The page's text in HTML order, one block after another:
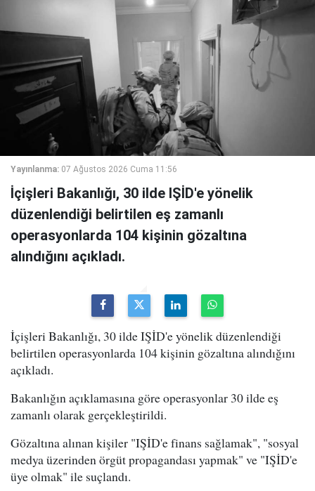
Yayınlanma: 07 Ağustos 2026 Cuma 11:56
İçişleri Bakanlığı, 30 ilde IŞİD'e yönelik
düzenlendiği belirtilen eş zamanlı
operasyonlarda 104 kişinin gözaltına
alındığını açıkladı.
İçişleri Bakanlığı, 30 ilde IŞİD'e yönelik düzenlendiği
belirtilen operasyonlarda 104 kişinin gözaltına alındığını
açıkladı.
Bakanlığın açıklamasına göre operasyonlar 30 ilde eş
zamanlı olarak gerçekleştirildi.
Gözaltına alınan kişiler "IŞİD'e finans sağlamak", "sosyal
medya üzerinden örgüt propagandası yapmak" ve "IŞİD'e
üye olmak" ile suçlandı.